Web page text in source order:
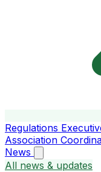
Regulations
Association
News
All news & updates